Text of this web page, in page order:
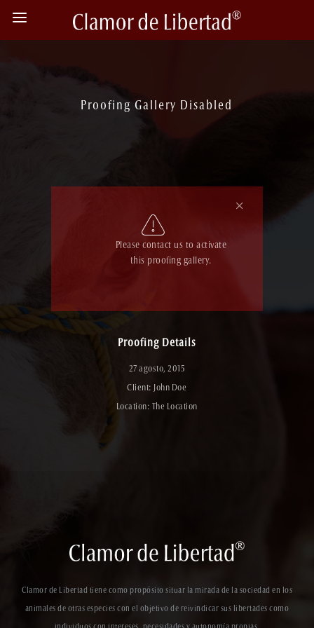
Proofing Gallery Disabled
Please contact us to activate
this proofing gallery.
Proofing Details
27 agosto, 2015
Client: John Doe
Location: The Location
Clamor de Libertad tiene como propósito situar la mirada de la sociedad en los
animales de otras especies con el objetivo de reivindicar sus libertades como